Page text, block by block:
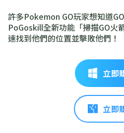
許多Pokemon GO玩家想知道
PoGoskill全新功能「掃描GO火
速找到他們的位置並擊敗他們！
立即
立即